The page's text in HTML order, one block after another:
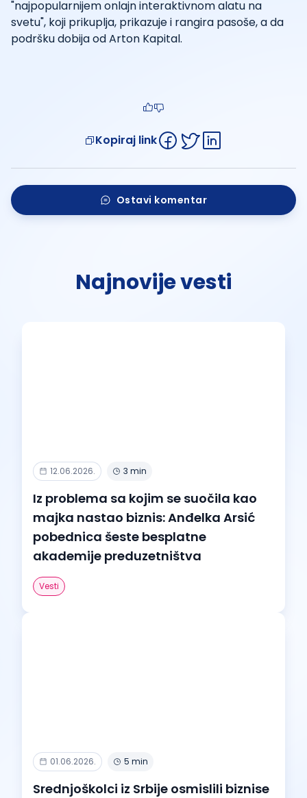
"najpopularnijem onlajn interaktivnom alatu na
svetu", koji prikuplja, prikazuje i rangira pasoše, a da
podršku dobija od Arton Kapital.
Kopiraj link
Ostavi komentar
Najnovije vesti
12.06.2026. 3 min
Iz problema sa kojim se suočila kao
majka nastao biznis: Anđelka Arsić
pobednica šeste besplatne
akademije preduzetništva
Vesti
01.06.2026. 5 min
Srednjoškolci iz Srbije osmislili biznise